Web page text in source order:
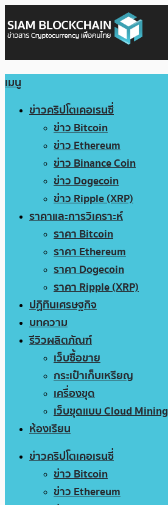
เมนู
ข่าวคริปโตเคอเรนซี่
ข่าว Bitcoin
ข่าว Ethereum
ข่าว Binance Coin
ข่าว Dogecoin
ข่าว Ripple (XRP)
ราคาและการวิเคราะห์
ราคา Bitcoin
ราคา Ethereum
ราคา Dogecoin
ราคา Ripple (XRP)
ปฏิทินเศรษฐกิจ
บทความ
รีวิวผลิตภัณฑ์
เว็บซื้อขาย
กระเป๋าเก็บเหรียญ
เครื่องขุด
เว็บขุดแบบ Cloud Mining
ห้องเรียน
ข่าวคริปโตเคอเรนซี่
ข่าว Bitcoin
ข่าว Ethereum